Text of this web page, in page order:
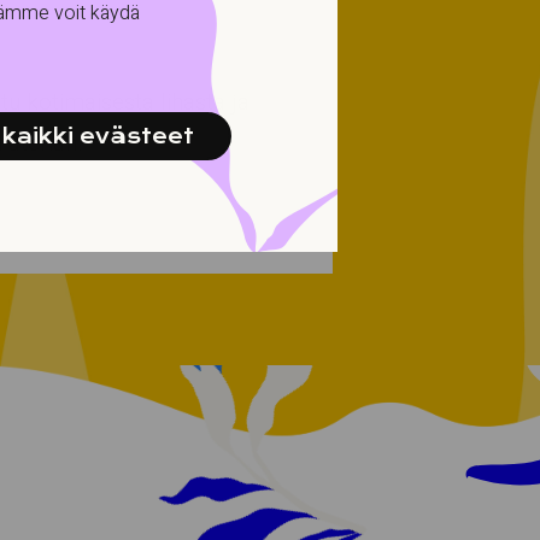
voit käydä
evästeet
kotimaisesta lihasta ja
aterian.